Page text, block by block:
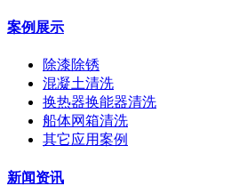
案例展示
除漆除锈
混凝土清洗
换热器换能器清洗
船体网箱清洗
其它应用案例
新闻资讯